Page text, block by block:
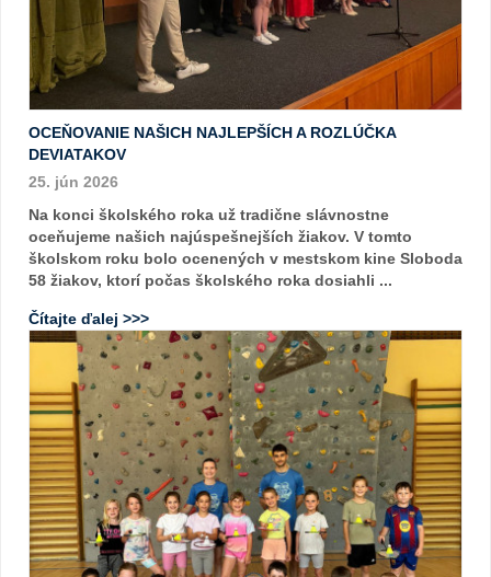
OCEŇOVANIE NAŠICH NAJLEPŠÍCH A ROZLÚČKA
DEVIATAKOV
25. jún 2026
Na konci školského roka už tradične slávnostne
oceňujeme našich najúspešnejších žiakov. V tomto
školskom roku bolo ocenených v mestskom kine Sloboda
58 žiakov, ktorí počas školského roka dosiahli ...
Čítajte ďalej >>>